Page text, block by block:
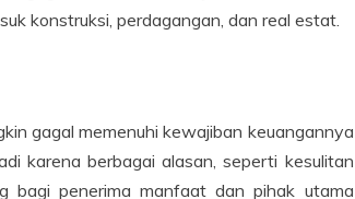
konstruksi, perdagangan, dan real estat.
gagal memenuhi kewajiban keuangannya
karena berbagai alasan, seperti kesulitan
bagi penerima manfaat dan pihak utama